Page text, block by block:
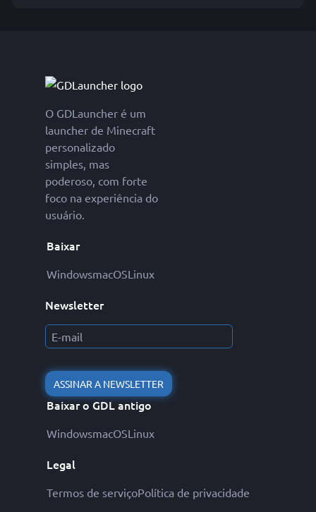
O GDLauncher é um
launcher de Minecraft
personalizado
simples, mas
poderoso, com forte
foco na experiência do
usuário.
Baixar
WindowsmacOSLinux
Newsletter
ASSINAR A NEWSLETTER
Baixar o GDL antigo
WindowsmacOSLinux
Legal
Termos de serviçoPolítica de privacidade